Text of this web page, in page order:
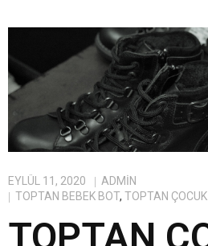
EYLÜL 11, 2020
ADMIN
TOPTAN BEBEK BOT, TOPTAN
TOPTAN